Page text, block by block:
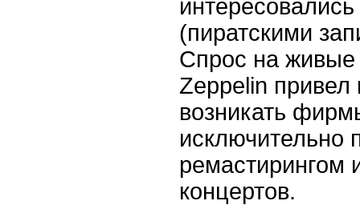
(пиратскими
Спрос на живые
Zeppelin привел
возникать
исключительно
ремастирингом
концертов.